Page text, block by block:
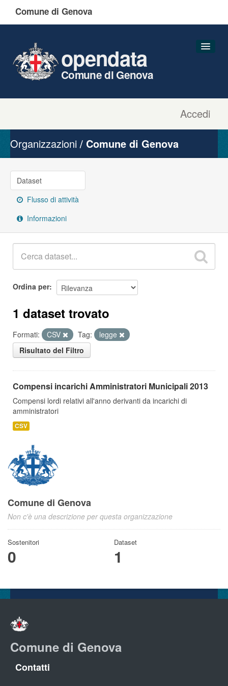
Comune di Genova
Accedi
opendata
Comune di Genova
Gruppi
Organizzazioni Comune di Genova
Dataset
Flusso di attività
Informazioni
Ordina per
1 dataset trovato
Formati: CSV Tag:
legge
Risultato del Filtro
Compensi incarichi Amministratori Municipali 2013
Compensi lordi relativi all'anno derivanti da incarichi di
amministratori
CSV
Comune di Genova
Non c'è una descrizione per questa organizzazione
Sostenitori
0
Dataset
1
Comune di Genova
Contatti